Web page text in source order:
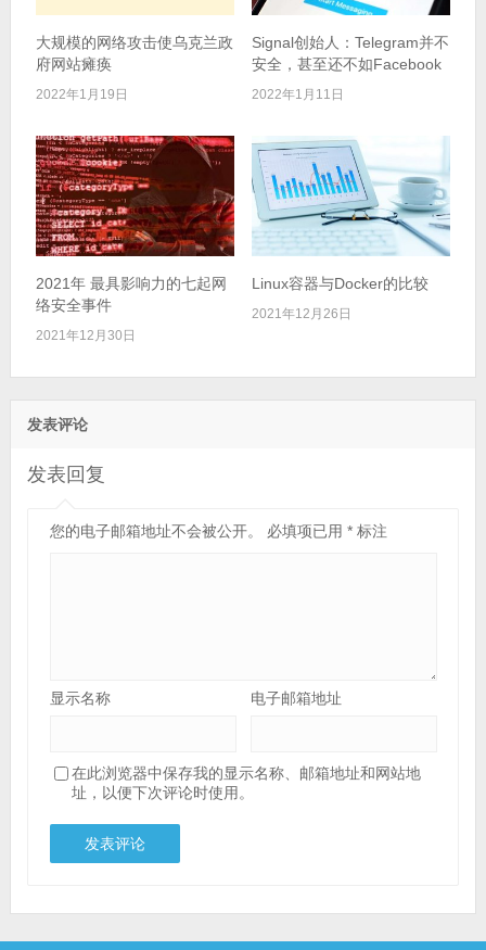
大规模的网络攻击使乌克兰政
府网站瘫痪
2022年1月19日
Signal创始人：Telegram并不
安全，甚至还不如Facebook
2022年1月11日
2021年 最具影响力的七起网
络安全事件
2021年12月30日
Linux容器与Docker的比较
2021年12月26日
发表评论
发表回复
您的电子邮箱地址不会被公开。 必填项已用 *标注
显示名称 电子邮箱地址
在此浏览器中保存我的显示名称、邮箱地址和网站地
址，以便下次评论时使用。